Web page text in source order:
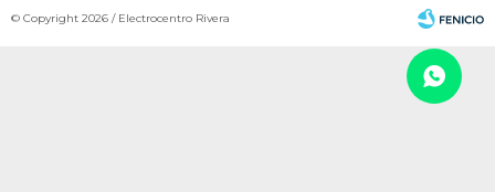
© Copyright 2026 / Electrocentro Rivera